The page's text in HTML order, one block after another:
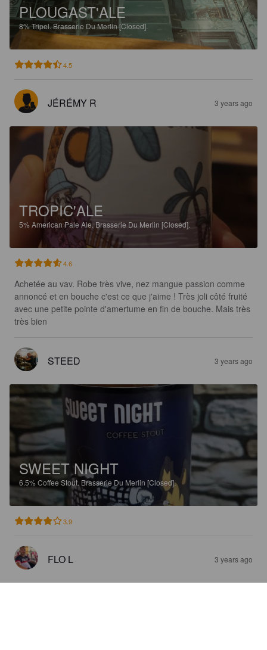
PLOUGAST'ALE
8%Tripel.Brasserie Du Merlin [Closed].
4.5
JÉRÉMY R 3 years ago
TROPIC'ALE
5%American Pale Ale.Brasserie Du Merlin [Closed].
4.6
Achetée au vav. Robe très vive, nez mangue passion comme
annoncé et en bouche c'est ce que j'aime ! Très joli côté fruité
avec une petite pointe d'amertume en fin de bouche. Mais très
très bien
STEED 3 years ago
SWEET NIGHT
6.5%Coffee Stout. Brasserie Du Merlin [Closed].
3.9
FLO L 3 years ago